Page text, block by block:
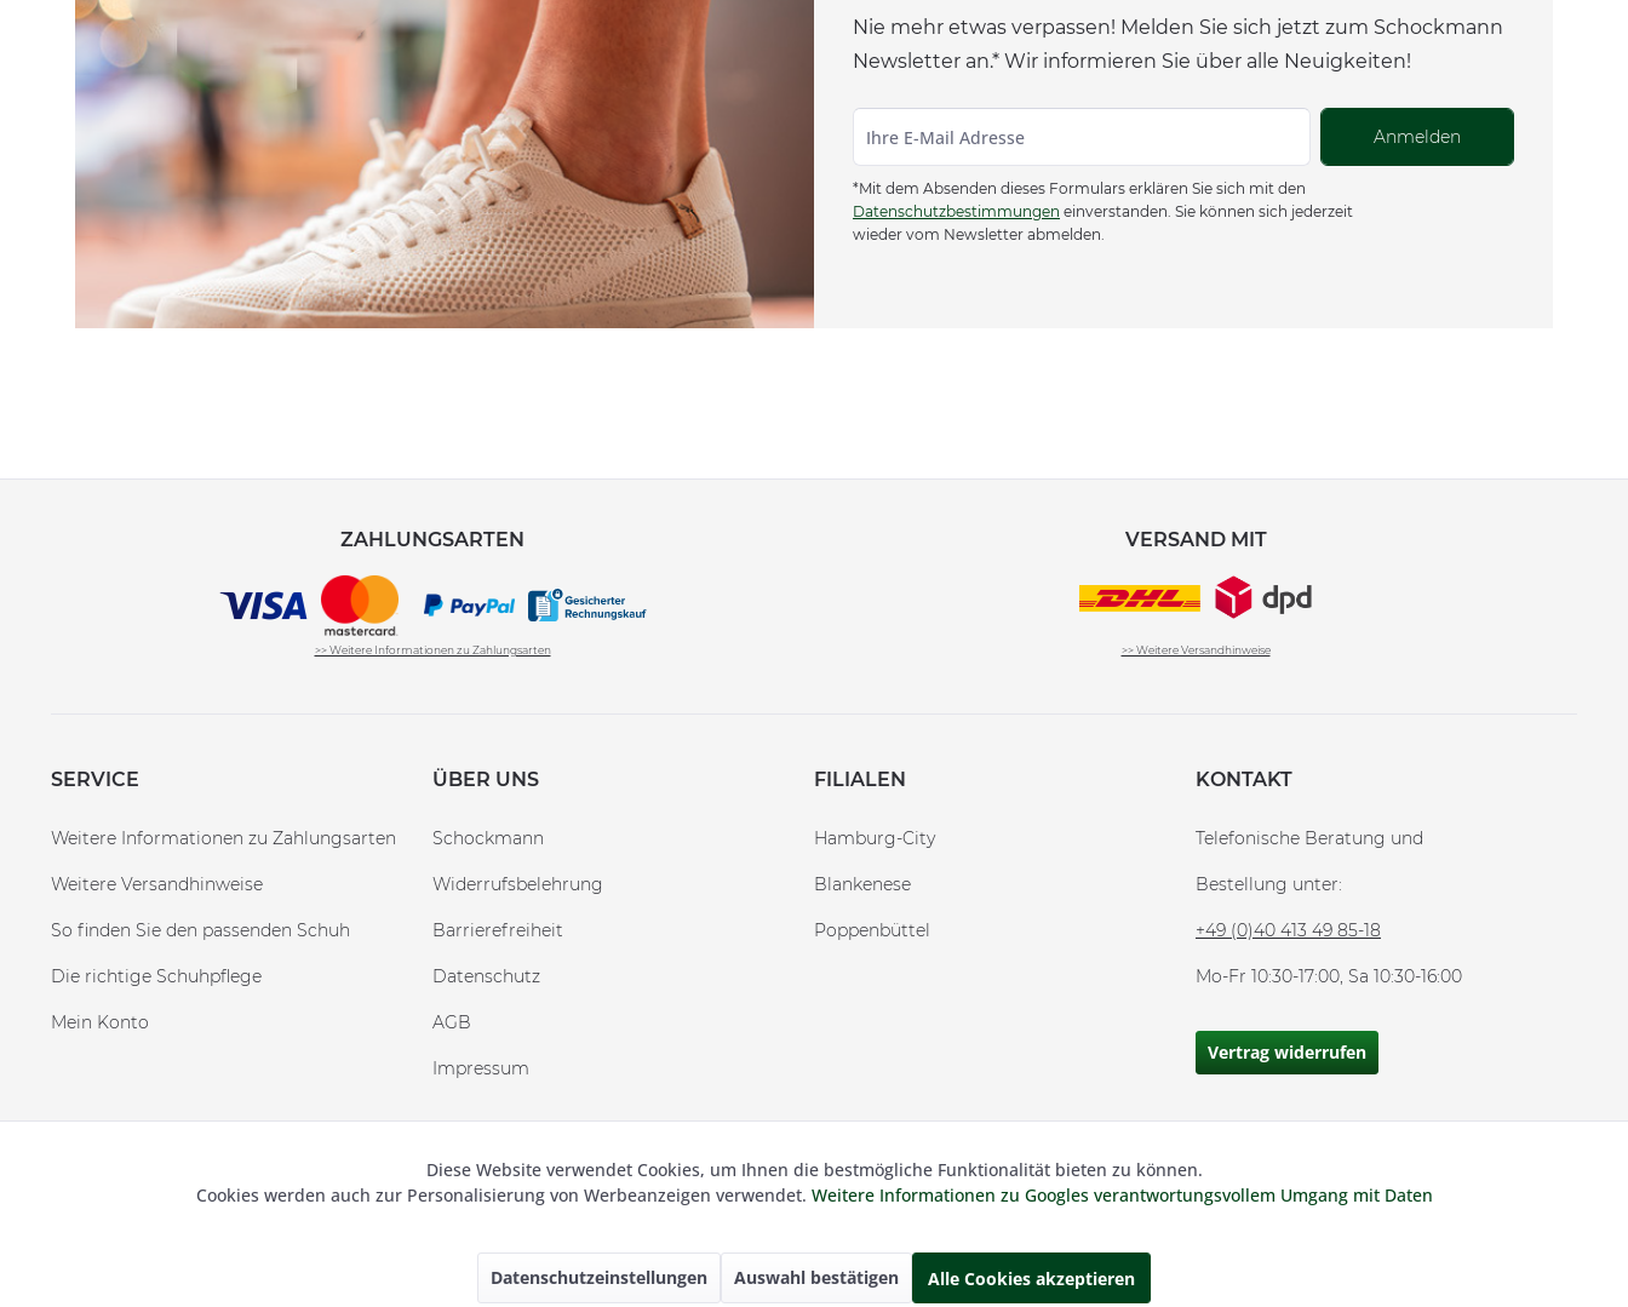
Nie mehr etwas verpassen! Melden Sie sich jetzt zum Schockmann
Newsletter an.* Wir informieren Sie über alle Neuigkeiten!
Anmelden
*Mit dem Absenden dieses Formulars erklären Sie sich mit den
Datenschutzbestimmungen einverstanden. Sie können sich jederzeit
wieder vom Newsletter abmelden.
ZAHLUNGSARTEN
>> Weitere Informationen zu Zahlungsarten
VERSAND MIT
>> Weitere Versandhinweise
SERVICE
Weitere Informationen zu Zahlungsarten
Weitere Versandhinweise
So finden Sie den passenden Schuh
Die richtige Schuhpflege
Mein Konto
ÜBER UNS
Schockmann
Widerrufsbelehrung
Barrierefreiheit
Datenschutz
AGB
Impressum
FILIALEN
Blankenese
Hamburg-City
Poppenbüttel
KONTAKT
Telefonische Beratung und
Bestellung unter:
+49 (0)40 413 49 85-18
Mo-Fr 10:30-17:00, Sa 10:30-16:00
Vertrag widerrufen
© 2019 Besser Gehen Schockmann GmbH. Alle Preise inkl. der gesetzl. MwSt und zzgl.
Diese Website verwendet Cookies, um Ihnen die bestmögliche Funktionalität bieten zu können.
Cookies werden auch zur Personalisierung von Werbeanzeigen verwendet. Weitere Informationen zu Googles verantwortungsvollem Umgang mit Daten
Datenschutzeinstellungen Auswahl bestätigen Alle Cookies akzeptieren